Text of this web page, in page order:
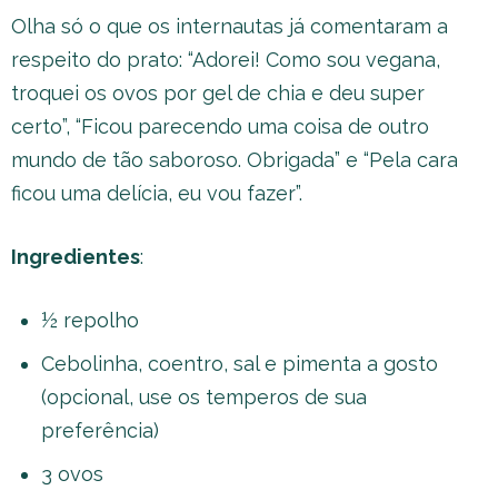
Olha só o que os internautas já comentaram a
respeito do prato: “Adorei! Como sou vegana,
troquei os ovos por gel de chia e deu super
certo”, “Ficou parecendo uma coisa de outro
mundo de tão saboroso. Obrigada” e “Pela cara
ficou uma delícia, eu vou fazer”.
Ingredientes:
½ repolho
Cebolinha, coentro, sal e pimenta a gosto
(opcional, use os temperos de sua
preferência)
3 ovos